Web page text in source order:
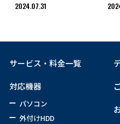
2024.07.31
サービス・料金一覧
対応機器
パソコン
外付けHDD